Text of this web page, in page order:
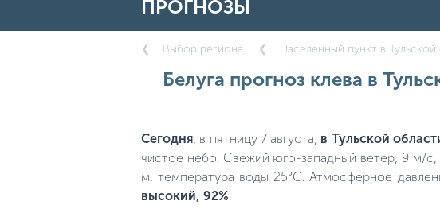
ПРОГНОЗЫ
Выбор региона Населенный пункт в Тульской
Белуга прогноз клева в
Сегодня , в пятницу 7 августа, в Тульской
чистое небо. Свежий юго-западный ветер, 9 м/
м, температура воды 25°C. Атмосферное
высокий, 92%